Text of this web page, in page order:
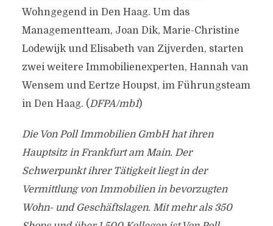
Wohngegend in Den Haag. Um das
Managementteam, Joan Dik, Marie-Christine
Lodewijk und Elisabeth van Zijverden, starten
zwei weitere Immobilienexperten, Hannah van
Wensem und Eertze Houpst, im Führungsteam
in Den Haag. (DFPA/mb1)
Die Von Poll Immobilien GmbH hat ihren
Hauptsitz in Frankfurt am Main. Der
Schwerpunkt ihrer Tätigkeit liegt in der
Vermittlung von Immobilien in bevorzugten
Wohn- und Geschäftslagen. Mit mehr als 350